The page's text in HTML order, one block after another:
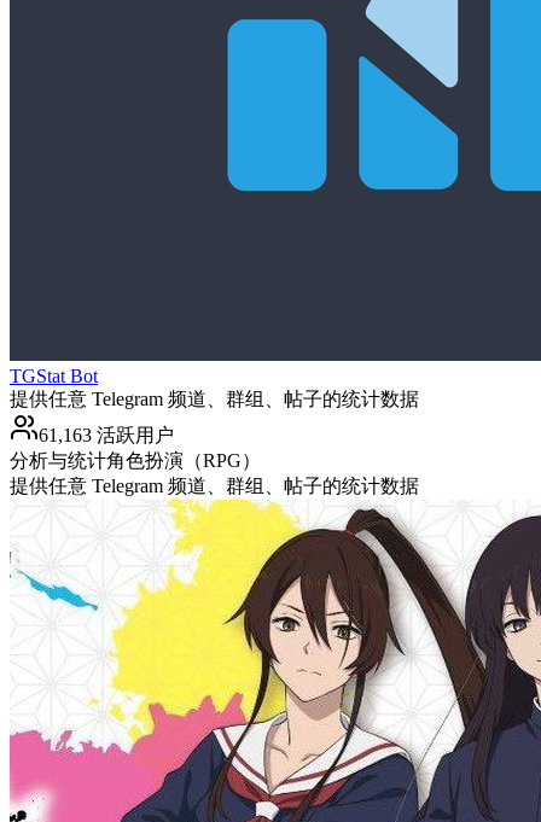
TGStat Bot
提供任意 Telegram 频道、群组、帖子的统计数据
61,163 活跃用户
分析与统计角色扮演（RPG）
提供任意 Telegram 频道、群组、帖子的统计数据